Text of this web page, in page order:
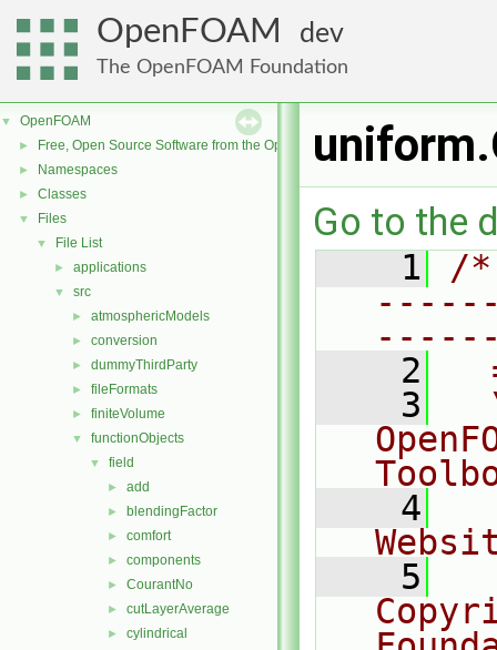
OpenFOAM dev
The OpenFOAM Foundation
▼ OpenFOAM
► Free, Open Source Software from the OpenFOAM Foundation
► Namespaces
► Classes
▼ Files
▼ File List
► applications
▼ src
► atmosphericModels
► conversion
► dummyThirdParty
► fileFormats
► finiteVolume
▼ functionObjects
▼ field
► add
► blendingFactor
► comfort
► components
► CourantNo
► cutLayerAverage
► cylindrical
Go to the
    1
/
    2
    3
    4
    5